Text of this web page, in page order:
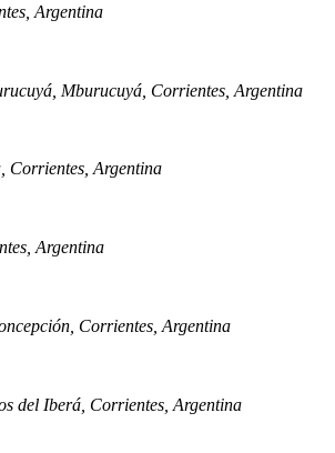
Argentina
Mburucuyá, Corrientes, Argentina
Corrientes, Argentina
Argentina
Corrientes, Argentina
del Iberá, Corrientes, Argentina